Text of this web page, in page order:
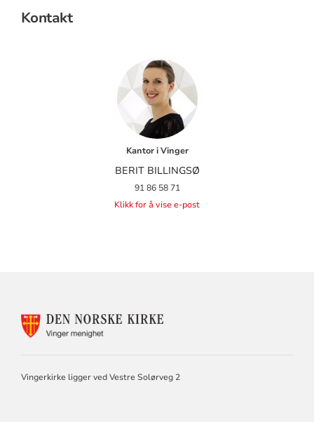
Kontakt
Kantor i Vinger
BERIT BILLINGSØ
91 86 58 71
Klikk for å vise e-post
Vingerkirke ligger ved Vestre Solørveg 2